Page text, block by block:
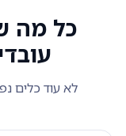
כל מה
לא עוד כלים